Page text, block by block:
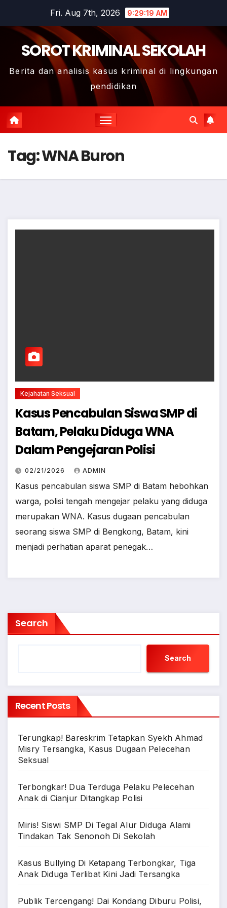
content
Fri. Aug 7th, 2026 9:29:20 AM
SOROT KRIMINAL SEKOLAH
Berita dan analisis kasus kriminal di lingkungan
pendidikan
Tag:WNA Buron
Kejahatan Seksual
Kasus Pencabulan Siswa SMP di
Batam, Pelaku Diduga WNA
Dalam Pengejaran Polisi
02/21/2026 ADMIN
Kasus pencabulan siswa SMP di Batam hebohkan
warga, polisi tengah mengejar pelaku yang diduga
merupakan WNA. Kasus dugaan pencabulan
seorang siswa SMP di Bengkong, Batam, kini
menjadi perhatian aparat penegak…
Search
Search
Recent Posts
Terungkap! Bareskrim Tetapkan Syekh Ahmad
Misry Tersangka, Kasus Dugaan Pelecehan
Seksual
Terbongkar! Dua Terduga Pelaku Pelecehan
Anak di Cianjur Ditangkap Polisi
Miris! Siswi SMP Di Tegal Alur Diduga Alami
Tindakan Tak Senonoh Di Sekolah
Kasus Bullying Di Ketapang Terbongkar, Tiga
Anak Diduga Terlibat Kini Jadi Tersangka
Publik Tercengang! Dai Kondang Diburu Polisi,